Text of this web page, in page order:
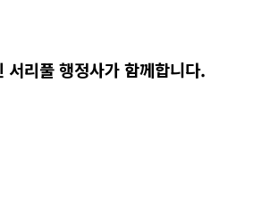
서리풀행정사가함께합니다.